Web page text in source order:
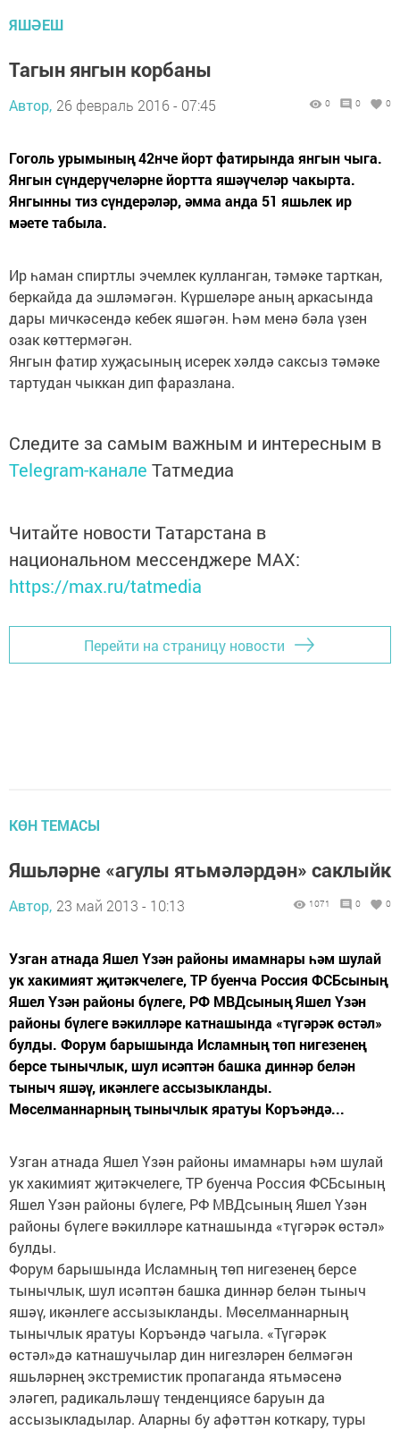
ЯШӘЕШ
Тагын янгын корбаны
Автор, 26 февраль 2016 - 07:45 0 0 0
Гоголь урымының 42нче йорт фатирында янгын чыга.
Янгын сүндерүчеләрне йортта яшәүчеләр чакырта.
Янгынны тиз сүндерәләр, әмма анда 51 яшьлек ир
мәете табыла.
Ир һаман спиртлы эчемлек кулланган, тәмәке тарткан,
беркайда да эшләмәгән. Күршеләре аның аркасында
дары мичкәсендә кебек яшәгән. Һәм менә бәла үзен
озак көттермәгән.
Янгын фатир хуҗасының исерек хәлдә саксыз тәмәке
тартудан чыккан дип фаразлана.
Следите за самым важным и интересным в
Telegram-канале Татмедиа
Читайте новости Татарстана в
национальном мессенджере MАХ:
https://max.ru/tatmedia
Перейти на страницу новости
КӨН ТЕМАСЫ
Яшьләрне «агулы ятьмәләрдән» саклыйк
Автор, 23 май 2013 - 10:13 1071 0 0
Узган атнада Яшел Үзән районы имамнары һәм шулай
ук хакимият җитәкчелеге, ТР буенча Россия ФСБсының
Яшел Үзән районы бүлеге, РФ МВДсының Яшел Үзән
районы бүлеге вәкилләре катнашында «түгәрәк өстәл»
булды. Форум барышында Исламның төп нигезенең
берсе тынычлык, шул исәптән башка диннәр белән
тыныч яшәү, икәнлеге ассызыкланды.
Мөселманнарның тынычлык яратуы Коръәндә...
Узган атнада Яшел Үзән районы имамнары һәм шулай
ук хакимият җитәкчелеге, ТР буенча Россия ФСБсының
Яшел Үзән районы бүлеге, РФ МВДсының Яшел Үзән
районы бүлеге вәкилләре катнашында «түгәрәк өстәл»
булды.
Форум барышында Исламның төп нигезенең берсе
тынычлык, шул исәптән башка диннәр белән тыныч
яшәү, икәнлеге ассызыкланды. Мөселманнарның
тынычлык яратуы Коръәндә чагыла. «Түгәрәк
өстәл»дә катнашучылар дин нигезләрен белмәгән
яшьләрнең экстремистик пропаганда ятьмәсенә
эләгеп, радикальләшү тенденциясе баруын да
ассызыкладылар. Аларны бу афәттән коткару, туры